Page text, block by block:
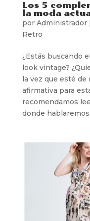
Los 5
la moda
por Administrador|
Retro
¿Estás buscando
look vintage?
la vez que esté de
afirmativa para
recomendamos
donde